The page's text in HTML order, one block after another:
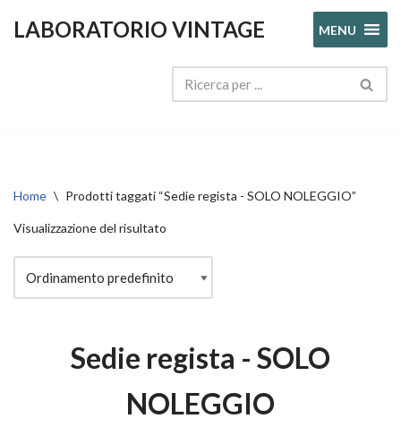
LABORATORIO VINTAGE MENU
Home \ Prodotti taggati “Sedie regista - SOLO NOLEGGIO”
Visualizzazione del risultato
Sedie regista - SOLO
NOLEGGIO